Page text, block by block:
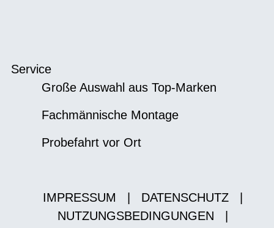
Service
Große Auswahl aus Top-Marken
Fachmännische Montage
Probefahrt vor Ort
IMPRESSUM DATENSCHUTZ
NUTZUNGSBEDINGUNGEN